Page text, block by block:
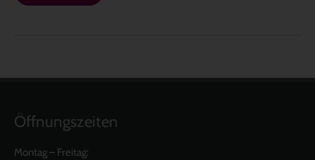
Öffnungszeiten
Montag – Freitag: